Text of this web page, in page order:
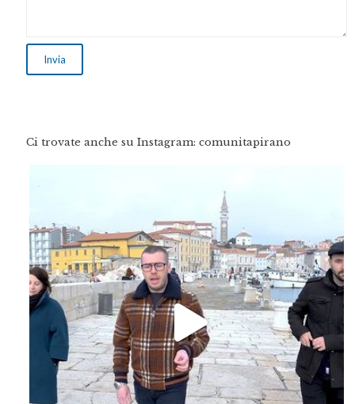
Ci trovate anche su Instagram: comunitapirano